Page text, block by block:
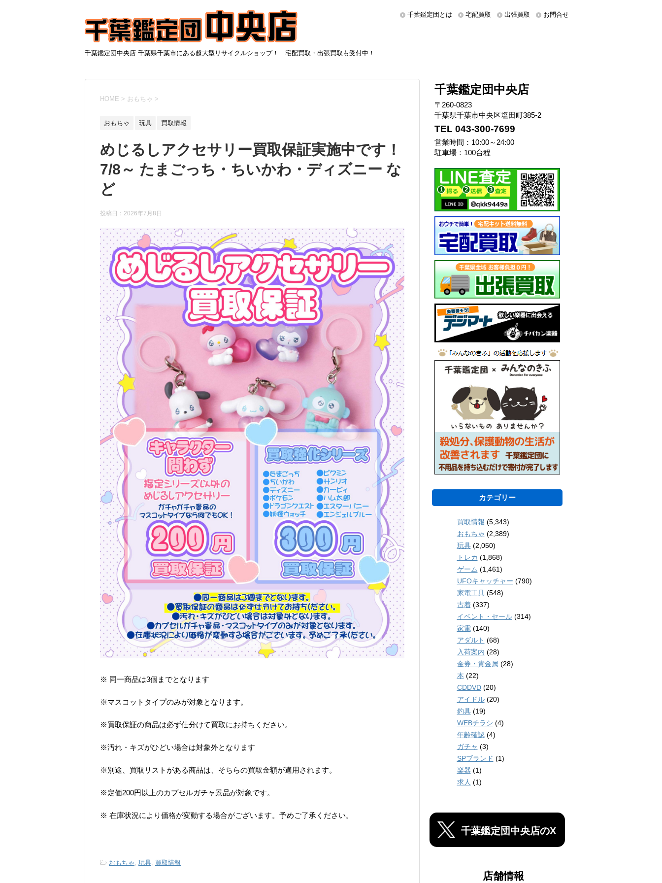
千葉鑑定団中央店 千葉県千葉市にある超大型リサイクルショップ！ 宅配買取・出張買取も受付中！
千葉鑑定団とは 宅配買取 出張買取 お問合せ
HOME > おもちゃ >
おもちゃ 玩具 買取情報
めじるしアクセサリー買取保証実施中です！
7/8～ たまごっち・ちいかわ・ディズニー な
ど
投稿日： 2026年7月8日
※ 同一商品は3個までとなります
※マスコットタイプのみが対象となります。
※買取保証の商品は必ず仕分けて買取にお持ちください。
※汚れ・キズがひどい場合は対象外となります
※別途、買取リストがある商品は、そちらの買取金額が適用されます。
※定価200円以上のカプセルガチャ景品が対象です。
※ 在庫状況により価格が変動する場合がございます。予めご了承ください。
-おもちゃ, 玩具, 買取情報
千葉鑑定団中央店
〒260-0823
千葉県千葉市中央区塩田町385-2
TEL 043-300-7699
営業時間：10:00～24:00
駐車場：100台程
カテゴリー
買取情報 (5,343)
おもちゃ (2,389)
玩具(2,050)
トレカ (1,868)
ゲーム (1,461)
UFOキャッチャー (790)
家電工具(548)
古着(337)
イベント・セール(314)
家電(140)
アダルト (68)
入荷案内 (28)
金券・貴金属 (28)
本 (22)
CDDVD(20)
アイドル(20)
釣具(19)
WEBチラシ (4)
年齢確認(4)
ガチャ (3)
SPブランド (1)
楽器 (1)
求人 (1)
千葉鑑定団中央店のX
店舗情報